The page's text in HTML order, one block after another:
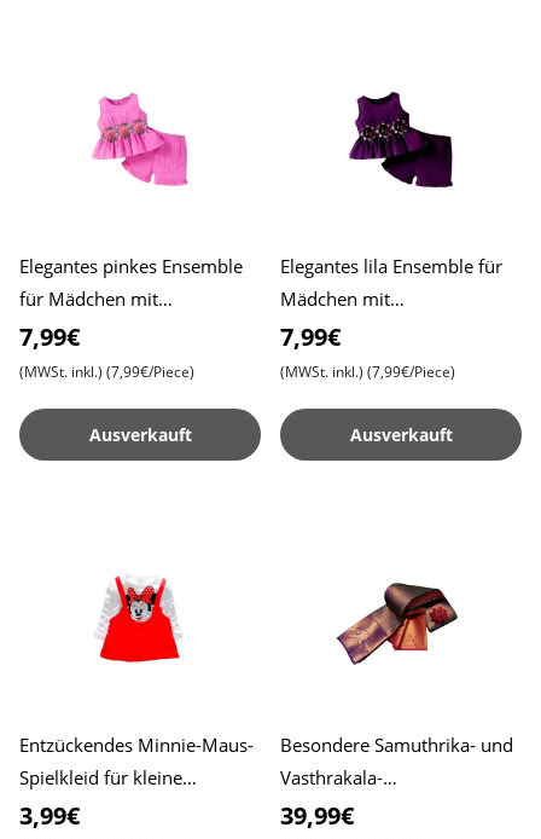
Elegantes pinkes Ensemble
für Mädchen mit
Blumenverzierungen und
einem schicken
7,99€
(MWSt. inkl.) (7,99€/Piece)
Ausverkauft
Elegantes lila Ensemble für
Mädchen mit
Blumenverzierungen und
einem schicken
7,99€
(MWSt. inkl.) (7,99€/Piece)
Ausverkauft
Entzückendes Minnie-Maus-
Spielkleid für kleine
Fashionistas , Fesselnde,
3,99€
Besondere Samuthrika- und
Vasthrakala-
Hochzeitsmodellsaris für
39,99€